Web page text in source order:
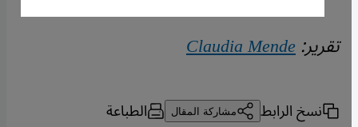
تقرير:Claudia Mende
نسخ الرابط مشاركة المقال الطباعة